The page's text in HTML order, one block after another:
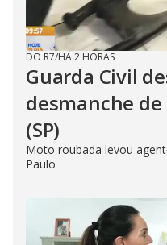
DO R7/HÁ 2 HORAS
Guarda Civil
desmanche
(SP)
Moto roubada levou
Paulo